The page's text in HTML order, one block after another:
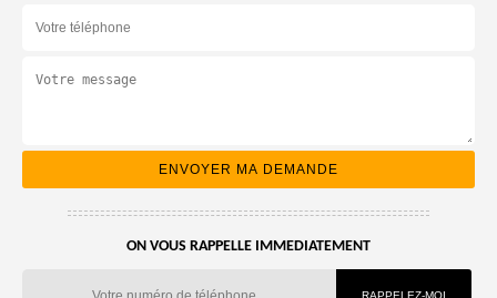
ON VOUS RAPPELLE IMMEDIATEMENT